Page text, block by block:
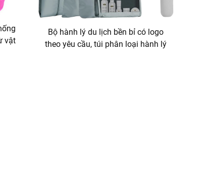
vật
Bộ hành lý du lịch bền bỉ có logo
theo yêu cầu, túi phân loại hành lý